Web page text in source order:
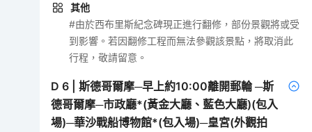
其他
#由於西布里斯紀念碑現正進行翻修，部份景觀將或受
到影響。若因翻修工程而無法參觀該景點，將取消此
行程，敬請留意。
D6 |斯德哥爾摩─早上約10:00離開郵輪 ─斯
德哥爾摩─市政廳*(黃金大廳、藍色大廳)(包入
場)─華沙戰船博物館*(包入場)─皇宮(外觀拍